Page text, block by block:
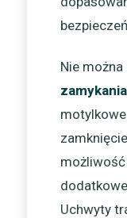
Nie
możliwość
Uchwyty